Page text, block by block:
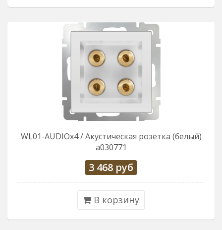
WL01-AUDIOx4 / Акустическая розетка (белый)
a030771
3 468 руб
В корзину